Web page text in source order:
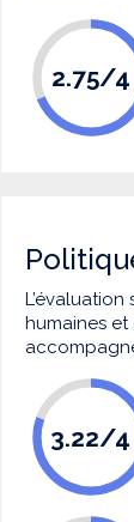
2.75/4
humaines
3.22/4